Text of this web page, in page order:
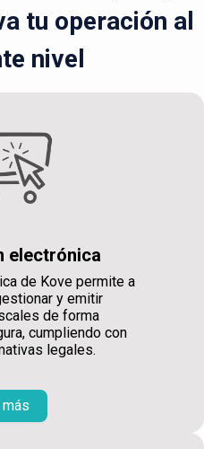
tu operación al
nivel
electrónica
de Kove permite a
y emitir
de forma
cumpliendo con
legales.